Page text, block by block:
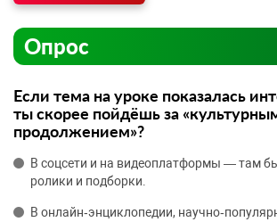
Опрос
Если тема на уроке показалась
ты скорее пойдёшь за
продолжением»?
В соцсети и на видеоплатформы — там
ролики и подборки.
В онлайн‑энциклопедии,